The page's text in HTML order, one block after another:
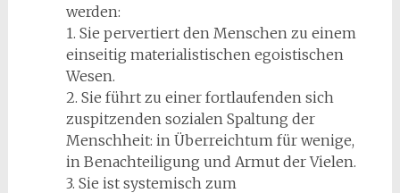
werden:
1. Sie pervertiert den Menschen zu einem
einseitig materialistischen egoistischen
Wesen.
2. Sie führt zu einer fortlaufenden sich
zuspitzenden sozialen Spaltung der
Menschheit: in Überreichtum für wenige,
in Benachteiligung und Armut der Vielen.
3. Sie ist systemisch zum